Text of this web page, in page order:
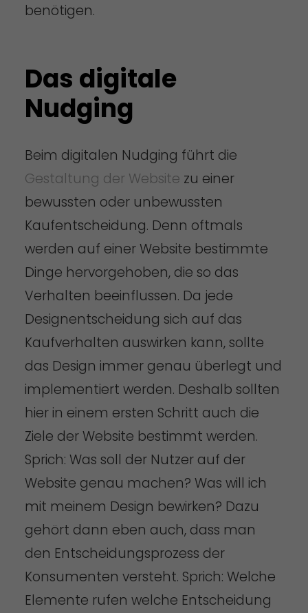
benötigen.
Das digitale
Nudging
Beim digitalen Nudging führt die
Gestaltung der Website zu einer
bewussten oder unbewussten
Kaufentscheidung. Denn oftmals
werden auf einer Website bestimmte
Dinge hervorgehoben, die so das
Verhalten beeinflussen. Da jede
Designentscheidung sich auf das
Kaufverhalten auswirken kann, sollte
das Design immer genau überlegt und
implementiert werden. Deshalb sollten
hier in einem ersten Schritt auch die
Ziele der Website bestimmt werden.
Sprich: Was soll der Nutzer auf der
Website genau machen? Was will ich
mit meinem Design bewirken? Dazu
gehört dann eben auch, dass man
den Entscheidungsprozess der
Konsumenten versteht. Sprich: Welche
Elemente rufen welche Entscheidung